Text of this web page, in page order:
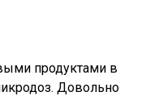
продуктами в
Довольно